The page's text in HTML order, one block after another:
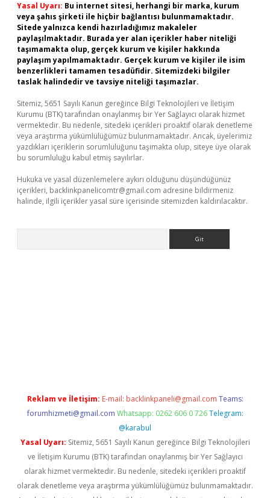
Yasal Uyarı: Bu internet sitesi, herhangi bir marka, kurum
veya şahıs şirketi ile hiçbir bağlantısı bulunmamaktadır.
Sitede yalnızca kendi hazırladığımız makaleler
paylaşılmaktadır. Burada yer alan içerikler haber niteliği
taşımamakta olup, gerçek kurum ve kişiler hakkında
paylaşım yapılmamaktadır. Gerçek kurum ve kişiler ile isim
benzerlikleri tamamen tesadüfidir. Sitemizdeki bilgiler
taslak halindedir ve tavsiye niteliği taşımazlar.
Sitemiz, 5651 Sayılı Kanun gereğince Bilgi Teknolojileri ve İletişim
Kurumu (BTK) tarafından onaylanmış bir Yer Sağlayıcı olarak hizmet
vermektedir. Bu nedenle, sitedeki içerikleri proaktif olarak denetleme
veya araştırma yükümlülüğümüz bulunmamaktadır. Ancak, üyelerimiz
yazdıkları içeriklerin sorumluluğunu taşımakta olup, siteye üye olarak
bu sorumluluğu kabul etmiş sayılırlar.
Hukuka ve yasal düzenlemelere aykırı olduğunu düşündüğünüz
içerikleri, backlinkpanelicomtr@gmail.com adresine bildirmeniz
halinde, ilgili içerikler yasal süre içerisinde sitemizden kaldırılacaktır.
Reklam ve İletişim: E-mail: backlinkpaneli@gmail.com Teams:
forumhizmeti@gmail.com Whatsapp: 0262 606 0 726 Telegram:
@karabul
Yasal Uyarı: Sitemiz, 5651 Sayılı Kanun gereğince Bilgi Teknolojileri
ve İletişim Kurumu (BTK) tarafından onaylanmış bir Yer Sağlayıcı
olarak hizmet vermektedir. Bu nedenle, sitedeki içerikleri proaktif
olarak denetleme veya araştırma yükümlülüğümüz bulunmamaktadır.